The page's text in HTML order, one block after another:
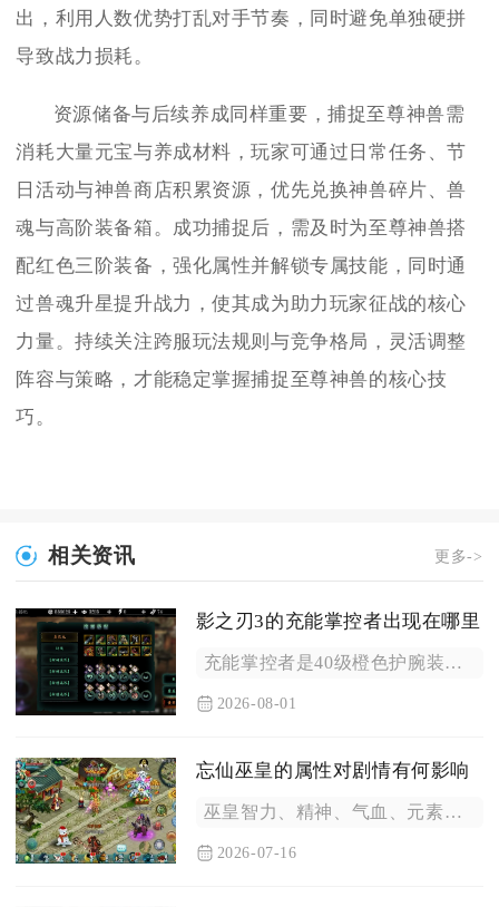
出，利用人数优势打乱对手节奏，同时避免单独硬拼
导致战力损耗。
资源储备与后续养成同样重要，捕捉至尊神兽需
消耗大量元宝与养成材料，玩家可通过日常任务、节
日活动与神兽商店积累资源，优先兑换神兽碎片、兽
魂与高阶装备箱。成功捕捉后，需及时为至尊神兽搭
配红色三阶装备，强化属性并解锁专属技能，同时通
过兽魂升星提升战力，使其成为助力玩家征战的核心
力量。持续关注跨服玩法规则与竞争格局，灵活调整
阵容与策略，才能稳定掌握捕捉至尊神兽的核心技
巧。
相关资讯 更多->
影之刃3的充能掌控者出现在哪里
充能掌控者是40级橙色护腕装备，主要产出点位分为三类，基础掉...
2026-08-01
忘仙巫皇的属性对剧情有何影响
巫皇智力、精神、气血、元素抗性四类核心属性的分配倾向，会直接...
2026-07-16